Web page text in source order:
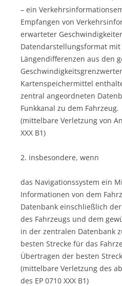
– ein
Empfangen von
erwarteter
Datendarstellungsformat
Längendifferenzen aus den
Kartenspeichermittel
zentral angeordneten
Funkkanal zu dem Fahrzeug.
(mittelbare Verletzung von
XXX B1)
2. insbesondere, wenn
das Navigationssystem ein
Informationen von dem
Datenbank einschließlich
des Fahrzeugs und dem
in der zentralen Datenbank
besten Strecke für das
Übertragen der besten
(mittelbare Verletzung des
des EP 0710 XXX B1)